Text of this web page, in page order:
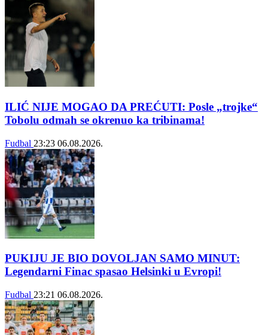
ILIĆ NIJE MOGAO DA PREĆUTI: Posle „trojke“
Tobolu odmah se okrenuo ka tribinama!
Fudbal 23:23 06.08.2026.
PUKIJU JE BIO DOVOLJAN SAMO MINUT:
Legendarni Finac spasao Helsinki u Evropi!
Fudbal 23:21 06.08.2026.